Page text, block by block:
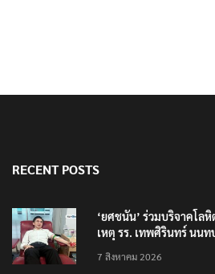
RECENT POSTS
‘ยศชนัน’ ร่วมบริจาคโล
เหตุ รร. เทพศิรินทร์ นนท
7 สิงหาคม 2026